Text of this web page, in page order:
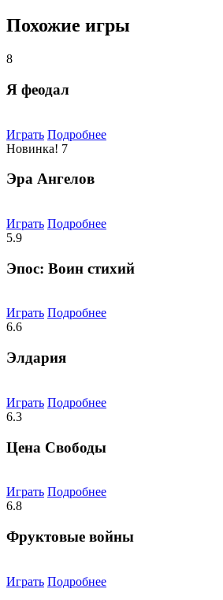
Похожие игры
8
Я феодал
Играть Подробнее
Новинка! 7
Эра Ангелов
Играть Подробнее
5.9
Эпос: Воин стихий
Играть Подробнее
6.6
Элдария
Играть Подробнее
6.3
Цена Свободы
Играть Подробнее
6.8
Фруктовые войны
Играть Подробнее